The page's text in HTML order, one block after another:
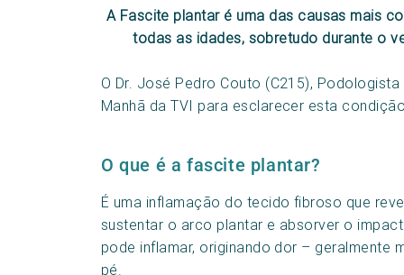
A Fascite plantar é uma das causas mais
todas as idades, sobretudo durante o
O Dr. José Pedro Couto (C215),
Manhã da TVI para esclarecer esta
O que é a fascite plantar?
É uma inflamação do tecido fibroso que
sustentar o arco plantar e absorver o
pode inflamar, originando dor – geralmente
pé.